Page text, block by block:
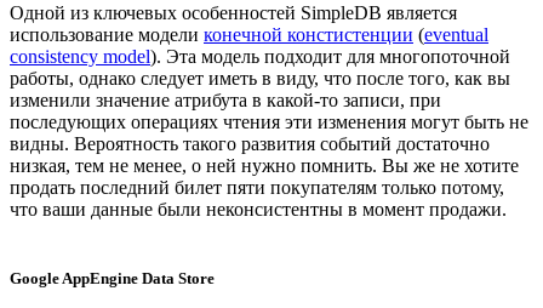
Одной из ключевых особенностей SimpleDB является
использование модели конечной констистенции (eventual
consistency model). Эта модель подходит для многопоточной
работы, однако следует иметь в виду, что после того, как вы
изменили значение атрибута в какой-то записи, при
последующих операциях чтения эти изменения могут быть не
видны. Вероятность такого развития событий достаточно
низкая, тем не менее, о ней нужно помнить. Вы же не хотите
продать последний билет пяти покупателям только потому,
что ваши данные были неконсистентны в момент продажи.
Google AppEngine Data Store